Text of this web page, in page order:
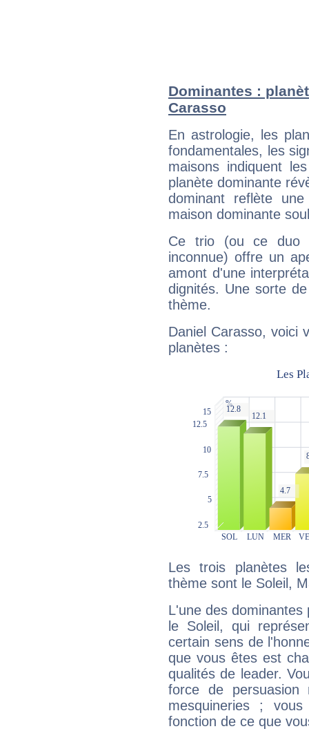
Dominantes :
Carasso
En astrologie, les
fondamentales, les
maisons indiquent
planète dominante
dominant reflète
maison dominante
Ce trio (ou ce duo
inconnue) offre un
amont d'une
dignités. Une sorte
thème.
Daniel Carasso, voici
planètes :
Les trois planètes
thème sont le Soleil,
L'une des
le Soleil, qui
certain sens de
que vous êtes est
qualités de leader.
force de
mesquineries ;
fonction de ce que